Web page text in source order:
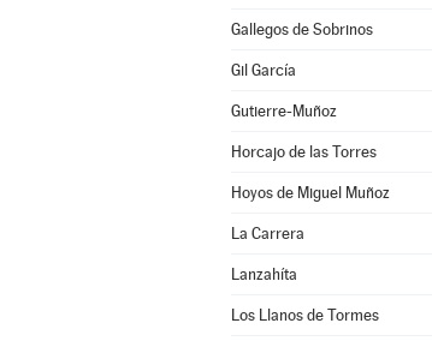
Gallegos de Sobrinos
Gil García
Gutierre-Muñoz
Horcajo de las Torres
Hoyos de Miguel Muñoz
La Carrera
Lanzahíta
Los Llanos de Tormes